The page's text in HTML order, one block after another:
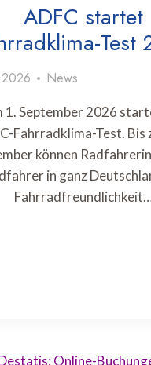
ADFC startet
Test
News
1. September 2026
Fahrradklima-Test. Bis
können
in ganz